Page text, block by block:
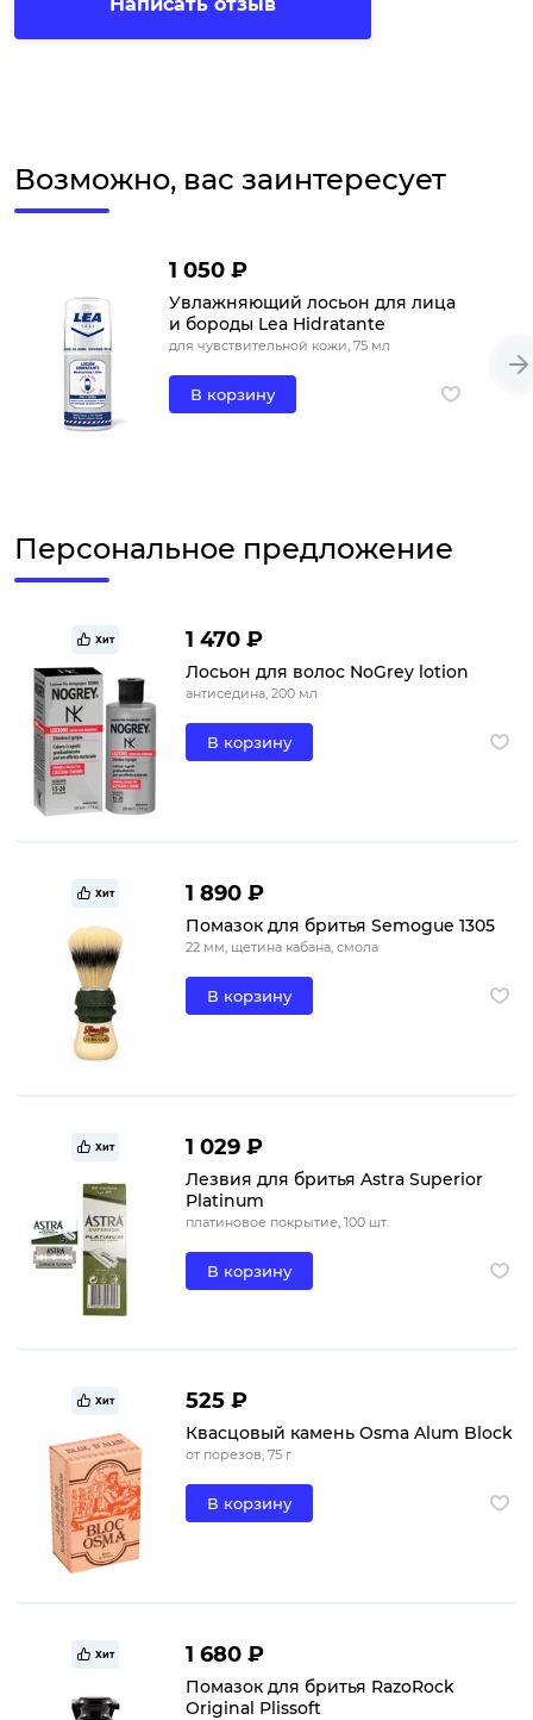
Возможно, вас заинтересует
1 050 ₽
Увлажняющий лосьон для лица
и бороды Lea Hidratante
для чувствительной кожи, 75 мл
В корзину
Персональное предложение
Хит 1 470 ₽
Лосьон для волос NoGrey lotion
антиседина, 200 мл
В корзину
Хит 1 890 ₽
Помазок для бритья Semogue 1305
22 мм, щетина кабана, смола
В корзину
Хит 1 029 ₽
Лезвия для бритья Astra Superior
Platinum
платиновое покрытие, 100 шт.
В корзину
Хит 525 ₽
Квасцовый камень Osma Alum Block
от порезов, 75 г
В корзину
Хит 1 680 ₽
Помазок для бритья RazoRock
Original Plissoft